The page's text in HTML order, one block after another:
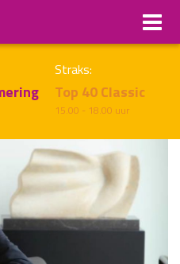
Straks:
Top 40 Classic
15.00 - 18.00 uur
van x Volgend uur